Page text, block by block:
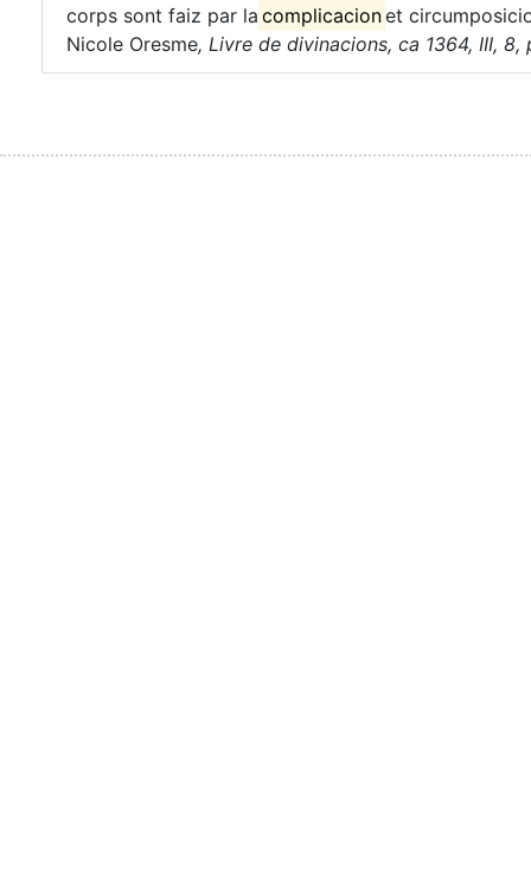
corps sont faiz par la complicacionet
Nicole Oresme, Livre de divinacions, ca 1364, III, 8,